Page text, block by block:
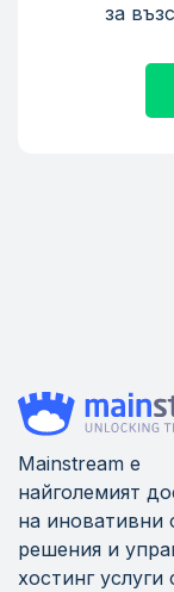
за
Mainstream е
найголемият
на иновативни
решения и
хостинг